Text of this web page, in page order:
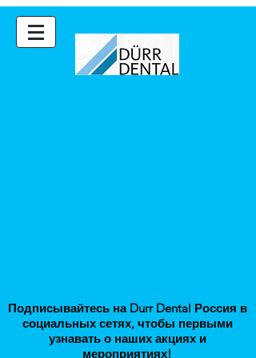
Подписывайтесь на Durr Dental Россия в
социальных сетях, чтобы первыми
узнавать о наших акциях и
мероприятиях!